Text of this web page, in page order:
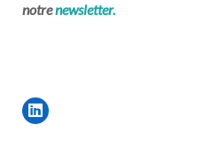
notrenewsletter.